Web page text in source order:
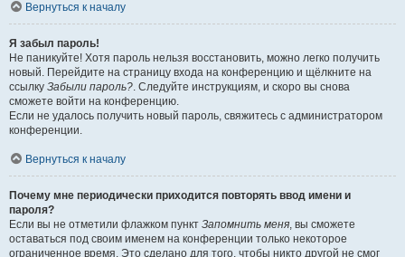
Вернуться к началу
Я забыл пароль!
Не паникуйте! Хотя пароль нельзя восстановить, можно легко получить
новый. Перейдите на страницу входа на конференцию и щёлкните на
ссылку Забыли пароль?. Следуйте инструкциям, и скоро вы снова
сможете войти на конференцию.
Если не удалось получить новый пароль, свяжитесь с администратором
конференции.
Вернуться к началу
Почему мне периодически приходится повторять ввод имени и
пароля?
Если вы не отметили флажком пункт Запомнить меня, вы сможете
оставаться под своим именем на конференции только некоторое
ограниченное время. Это сделано для того, чтобы никто другой не смог